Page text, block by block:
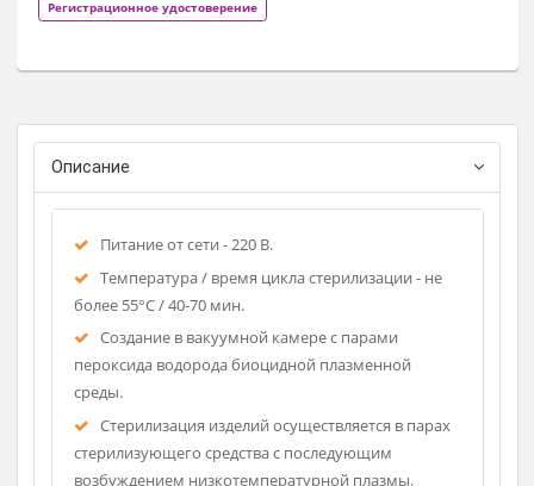
установки.
Регистрация цикла стерилизации.
Регистрационное удостоверение
Описание
Питание от сети - 220 В.
Температура / время цикла стерилизации - не